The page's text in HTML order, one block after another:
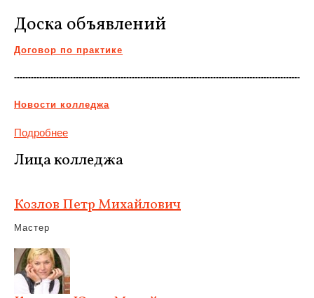
Доска объявлений
Договор по практике
Новости колледжа
Подробнее
Лица колледжа
Козлов Петр Михайлович
Мастер